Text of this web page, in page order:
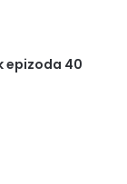
epizoda 40